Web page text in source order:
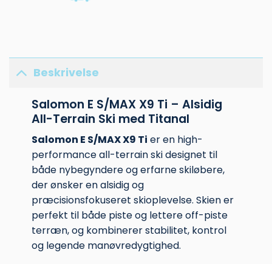
Beskrivelse
Salomon E S/MAX X9 Ti – Alsidig
All-Terrain Ski med Titanal
Salomon E S/MAX X9 Ti er en high-
performance all-terrain ski designet til
både nybegyndere og erfarne skiløbere,
der ønsker en alsidig og
præcisionsfokuseret skioplevelse. Skien er
perfekt til både piste og lettere off-piste
terræn, og kombinerer stabilitet, kontrol
og legende manøvredygtighed.